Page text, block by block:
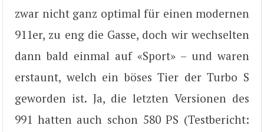
zwar nicht ganz optimal für einen modernen
911er, zu eng die Gasse, doch wir wechselten
dann bald einmal auf «Sport» – und waren
erstaunt, welch ein böses Tier der Turbo S
geworden ist. Ja, die letzten Versionen des
991 hatten auch schon 580 PS (Testbericht: